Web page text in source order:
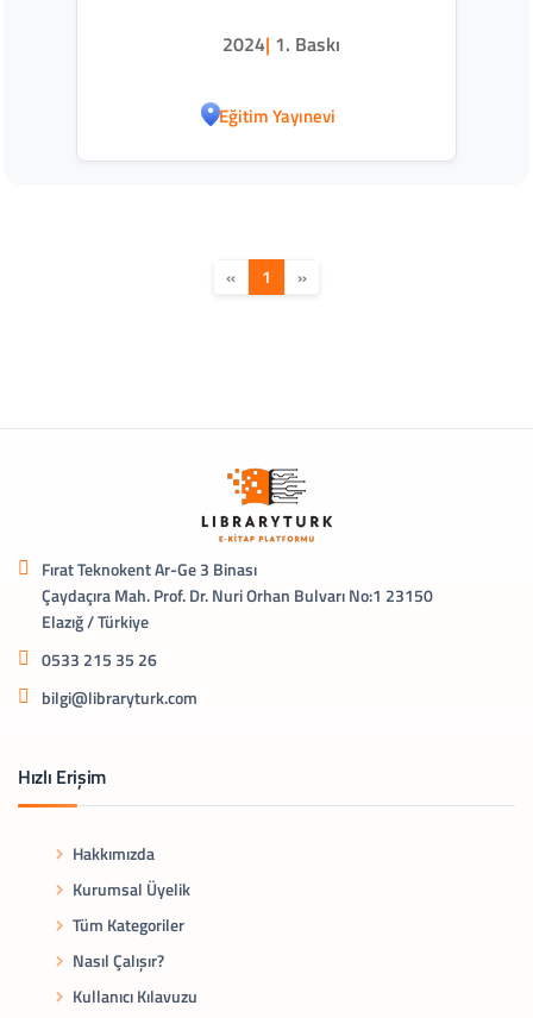
2024| 1. Baskı
Eğitim Yayınevi
« 1 »
Fırat Teknokent Ar-Ge 3 Binası
Çaydaçıra Mah. Prof. Dr. Nuri Orhan Bulvarı No:1 23150
Elazığ / Türkiye
0533 215 35 26
bilgi@libraryturk.com
Hızlı Erişim
Hakkımızda
Kurumsal Üyelik
Tüm Kategoriler
Nasıl Çalışır?
Kullanıcı Kılavuzu